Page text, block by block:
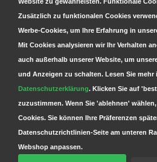
Zusätzlich zu funktionalen Cookies
Werbe-Cookies, um Ihre Erfahrung in
Mit Cookies analysieren wir Ihr Verhalten
auch außerhalb unserer Website, um
und Anzeigen zu schalten. Lesen Sie mehr
Datenschutzerklärung. Klicken Sie auf
zuzustimmen. Wenn Sie 'ablehnen'
Cookies. Sie können Ihre Präferenzen
Datenschutzrichtlinien-Seite am unteren
Webshop anpassen.